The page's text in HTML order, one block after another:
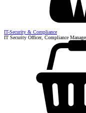
IT-Security & Compliance
IT Security Officer, Compliance